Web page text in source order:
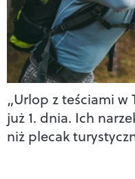
„Urlop z teściami w
już 1. dnia. Ich
niż plecak